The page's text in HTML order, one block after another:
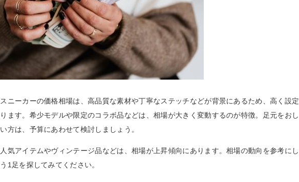
ニーカーの価格相場は、高品質な素材や丁寧なステッチなどが背景にあるため、高く設定
ます。希少モデルや限定のコラボ品などは、相場が大きく変動するのが特徴。足元をおし
方は、予算にあわせて検討しましょう。
気アイテムやヴィンテージ品などは、相場が上昇傾向にあります。相場の動向を参考にし
1足を探してみてください。